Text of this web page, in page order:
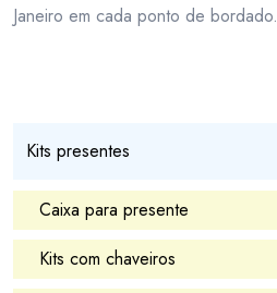
Janeiro em cada ponto de bordado.
Kits presentes
Caixa para presente
Kits com chaveiros